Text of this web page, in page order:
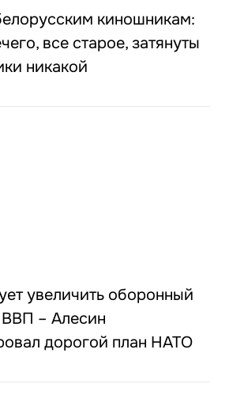
киношникам:
все старое, затянуты
никакой
увеличить оборонный
– Алесин
дорогой план НАТО